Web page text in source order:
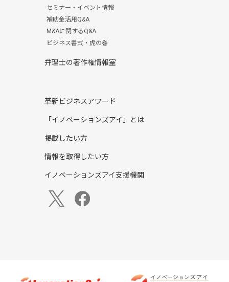
セミナー・イベント情報
補助金活用Q&A
M&Aに関するQ&A
ビジネス書式・虎の巻
弁理士の著作権情報室
革新ビジネスアワード
「イノベーションズアイ」とは
掲載したい方
情報を取得したい方
イノベーションズアイ支援機関